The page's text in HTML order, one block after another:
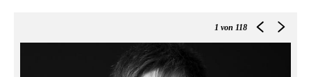
1 von 118